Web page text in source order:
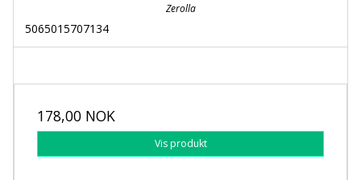
Zerolla
5065015707134
178,00 NOK
Vis produkt